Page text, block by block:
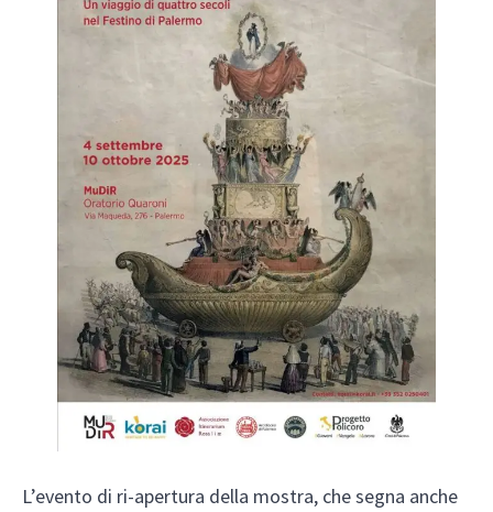
L’evento di ri-apertura della mostra, che segna anche